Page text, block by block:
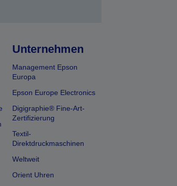
Unternehmen
Management Epson
Europa
Epson Europe Electronics
Digigraphie® Fine-Art-
Zertifizierung
Textil-
Direktdruckmaschinen
Weltweit
Orient Uhren